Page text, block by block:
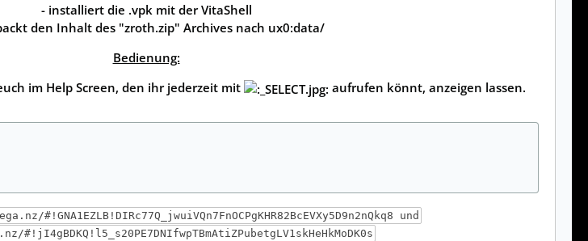
- installiert die .vpk mit der VitaShell
den Inhalt des "zroth.zip" Archives nach ux0:data/
Bedienung:
im Help Screen, den ihr jederzeit mit
aufrufen könnt, anzeigen lassen.
#!GNA1EZLB!DIRc77Q_jwuiVQn7FnOCPgKHR82BcEVXy5D9n2nQkq8 und
#!jI4gBDKQ!l5_s20PE7DNIfwpTBmAtiZPubetgLV1skHeHkMoDK0s